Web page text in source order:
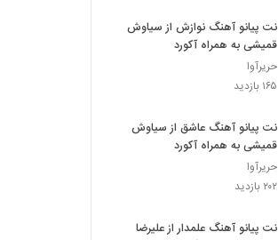
نت پیانو آهنگ نوازش از سیاوش
قمیشی به همراه آکورد
حریرآوا
۱۶۵ بازدید
نت پیانو آهنگ عاشق از سیاوش
قمیشی به همراه آکورد
حریرآوا
۲۰۲ بازدید
نت پیانو آهنگ علمدار از علیرضا